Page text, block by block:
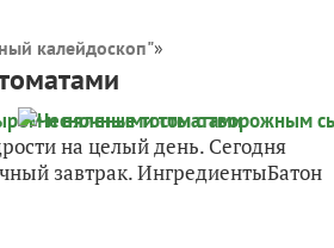
калейдоскоп"»
на целый день. Сегодня
завтрак. ИнгредиентыБатон